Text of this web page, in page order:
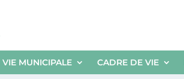
VIE MUNICIPALE CADRE DE VIE